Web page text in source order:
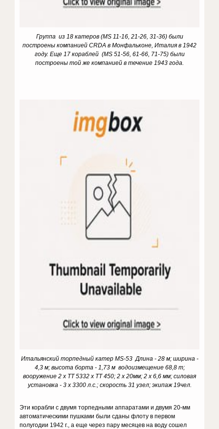
Группа из 18 катеров (MS 11-16, 21-26, 31-36) были
построены компанией CRDA в Монфальконе, Италия в 1942
году. Еще 17 кораблей (MS 51-56, 61-66, 71-75) были
построены той же компанией в течение 1943 года.
Итальянский торпедный катер MS-53 Длина - 28 м; ширина -
4,3 м; высота борта - 1,73 м водоизмещение 68,8 т;
вооружение 2 х ТТ 5332 х ТТ 450; 2 х 20мм; 2 х 6,6 мм; силовая
установка - 3 х 3300 л.с.; скорость 31 узел; экипаж 19чел.
Эти корабли с двумя торпедными аппаратами и двумя 20-мм
автоматическими пушками были сданы флоту в первом
полугодии 1942 г., а еще через пару месяцев на воду сошел